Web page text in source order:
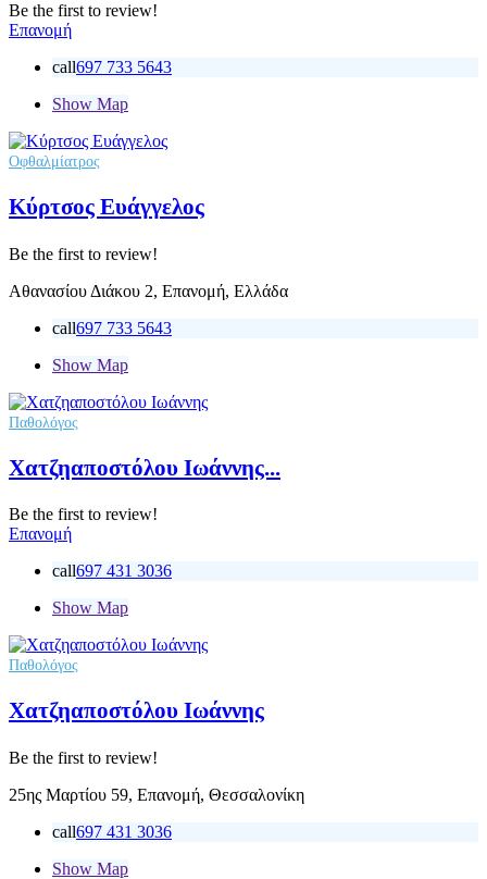
Be the first to review!
Επανομή
call697 733 5643
Show Map
Οφθαλμίατρος
Κύρτσος Ευάγγελος
Be the first to review!
Αθανασίου Διάκου 2, Επανομή, Ελλάδα
call697 733 5643
Show Map
Παθολόγος
Χατζηαποστόλου Ιωάννης...
Be the first to review!
Επανομή
call697 431 3036
Show Map
Παθολόγος
Χατζηαποστόλου Ιωάννης
Be the first to review!
25ης Μαρτίου 59, Επανομή, Θεσσαλονίκη
call697 431 3036
Show Map